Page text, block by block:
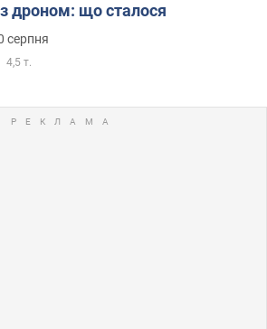
дроном: що сталося
серпня
4,5 т.